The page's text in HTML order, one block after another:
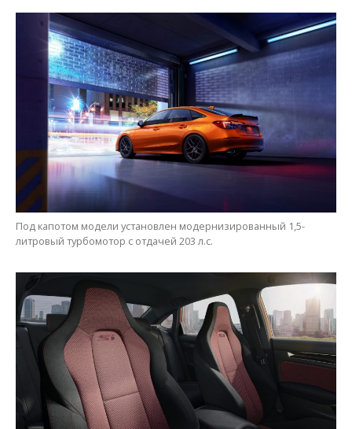
Под капотом модели установлен модернизированный 1,5-
литровый турбомотор с отдачей 203 л.с.